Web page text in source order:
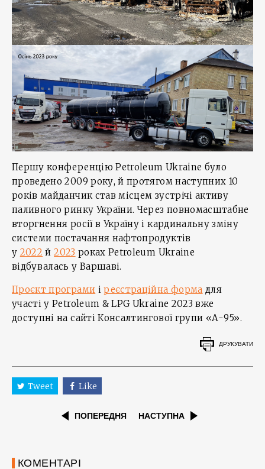
Першу конференцію Petroleum Ukraine було
проведено 2009 року, й протягом наступних 10
років майданчик став місцем зустрічі активу
паливного ринку України. Через повномасштабне
вторгнення росії в Україну і кардинальну зміну
системи постачання нафтопродуктів
у 2022 й2023 роках Petroleum Ukraine
відбувалась у Варшаві.
Проєкт програми іреєстраційна форма для
участі у Petroleum & LPG Ukraine 2023 вже
доступні на сайті Консалтингової групи «А-95».
ДРУКУВАТИ
Tweet Like
ПОПЕРЕДНЯ НАСТУПНА
КОМЕНТАРІ